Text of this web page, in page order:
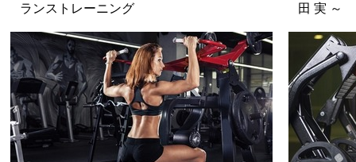
ランストレーニング
田 実 ～